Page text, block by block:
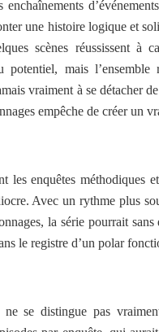
une histoire logique et
scènes réussissent à
mais l’ensemble
vraiment à se détacher
empêche de créer un
les enquêtes méthodiques
Avec un rythme plus
la série pourrait
le registre d’un polar
ne se distingue pas